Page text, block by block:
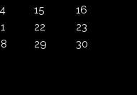
15
16
22
23
29
30